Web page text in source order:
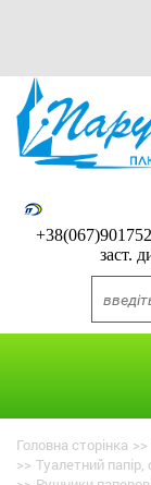
заст.
Головна сторінка >>
>> Туалетний